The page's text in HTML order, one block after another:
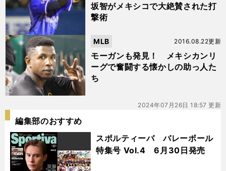
坂智がメキシコで大絶賛された打
撃術
モーガンも発見！ メキシカンリ
ーグで奮闘する懐かしの助っ人た
ち
2016.08.22更新
MLB
2024年07月26日 18:57 更新
編集部のおすすめ
スポルティーバ バレーボール
特集号 Vol.4 6月30日発売